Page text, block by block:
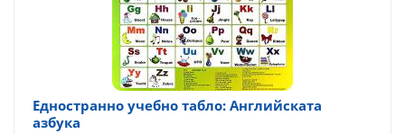
Едностранно учебно табло: Английската
азбука